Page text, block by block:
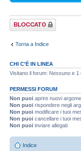
Forum bloccato
Torna a Indice
CHI C’È IN LINEA
Visitano il forum: Nessuno e 1
PERMESSI FORUM
Non puoi aprire nuovi
Non puoi rispondere negli
Non puoi modificare i tuoi
Non puoi cancellare i tuoi
Non puoi inviare allegati
Indice